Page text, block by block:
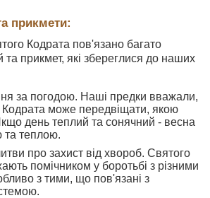
прикмети:
Кодрата пов'язано багато
та прикмет, які збереглися до наших
за погодою. Наші предки вважали,
може передвіщати, якою
день теплий та сонячний - весна
та теплою.
про захист від хвороб. Святого
помічником у боротьбі з різними
з тими, що пов'язані з